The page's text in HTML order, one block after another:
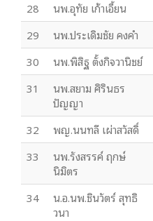
28
นพ.อุทัย เก้าเอี้ยน
29
นพ.ประเดิมชัย คงคำ
30
นพ.พิสิฐ ตั้งกิจวานิชย์
31
นพ.สยาม ศิรินธร
ปัญญา
32 พญ.นนทลี เผ่าสวัสดิ์
33
นพ.รังสรรค์ ฤกษ์
นิมิตร
34
น.อ.นพ.ชินวัตร์ สุทธิ
วนา